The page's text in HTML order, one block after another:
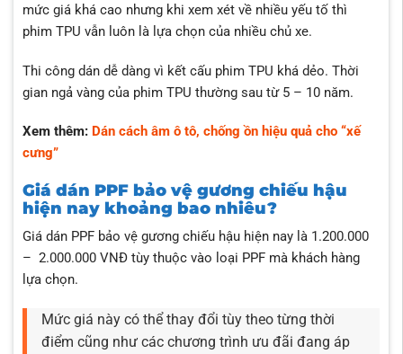
mức giá khá cao nhưng khi xem xét về nhiều yếu tố thì
phim TPU vẫn luôn là lựa chọn của nhiều chủ xe.
Thi công dán dễ dàng vì kết cấu phim TPU khá dẻo. Thời
gian ngả vàng của phim TPU thường sau từ 5 – 10 năm.
Xem thêm: Dán cách âm ô tô, chống ồn hiệu quả cho “xế
cưng”
Giá dán PPF bảo vệ gương chiếu hậu
hiện nay khoảng bao nhiêu?
Giá dán PPF bảo vệ gương chiếu hậu hiện nay là 1.200.000
– 2.000.000 VNĐ tùy thuộc vào loại PPF mà khách hàng
lựa chọn.
Mức giá này có thể thay đổi tùy theo từng thời
điểm cũng như các chương trình ưu đãi đang áp